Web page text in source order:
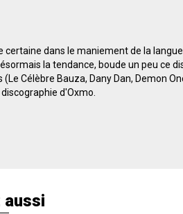
dans le maniement de la
la tendance, boude un peu ce
Célèbre Bauza, Dany Dan, Demon
d'Oxmo.
aussi